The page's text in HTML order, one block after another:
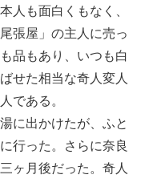
も面白くもなく、
張屋」の主人に売っ
品もあり、いつも白
せた相当な奇人変人
である。
に出かけたが、ふと
行った。さらに奈良
ヶ月後だった。奇人